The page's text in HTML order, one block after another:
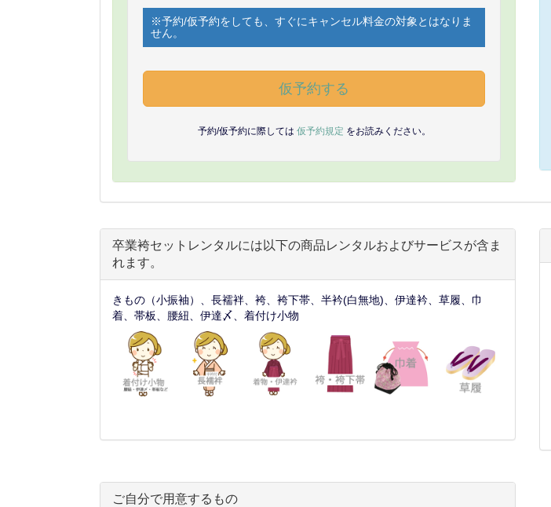
※予約/仮予約をしても、すぐにキャンセル料金の対象とはなりま
せん。
仮予約する
予約/仮予約に際しては 仮予約規定 をお読みください。
卒業袴セットレンタルには以下の商品レンタルおよびサービスが含ま
れます。
きもの（小振袖）、長襦袢、袴、袴下帯、半衿(白無地)、伊達衿、草履、巾
着、帯板、腰紐、伊達〆、着付け小物
ご自分で用意するもの